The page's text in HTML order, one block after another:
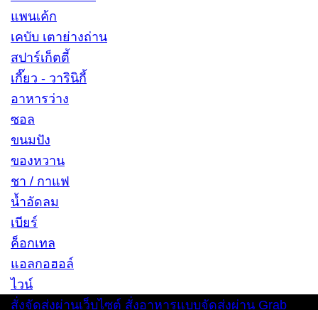
แพนเค้ก
เคบับ เตาย่างถ่าน
สปาร์เก็ตตี้
เกี๊ยว - วารินิกี้
อาหารว่าง
ซอล
ขนมปัง
ของหวาน
ชา / กาแฟ
น้ำอัดลม
เบียร์
ค็อกเทล
แอลกอฮอล์
ไวน์
สั่งจัดส่งผ่านเว็บไซต์ สั่งอาหารแบบจัดส่งผ่าน Grab